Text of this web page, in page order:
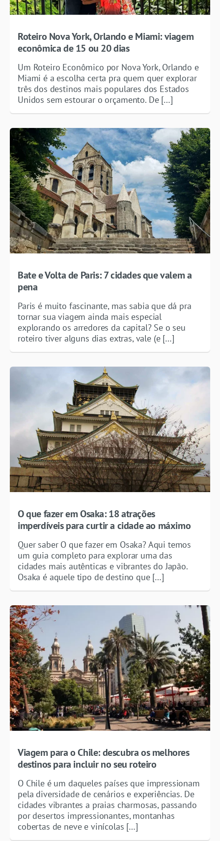
Roteiro Nova York, Orlando e Miami: viagem
econômica de 15 ou 20 dias
Um Roteiro Econômico por Nova York, Orlando e
Miami é a escolha certa pra quem quer explorar
três dos destinos mais populares dos Estados
Unidos sem estourar o orçamento. De […]
Bate e Volta de Paris: 7 cidades que valem a
pena
Paris é muito fascinante, mas sabia que dá pra
tornar sua viagem ainda mais especial
explorando os arredores da capital? Se o seu
roteiro tiver alguns dias extras, vale (e […]
O que fazer em Osaka: 18 atrações
imperdíveis para curtir a cidade ao máximo
Quer saber O que fazer em Osaka? Aqui temos
um guia completo para explorar uma das
cidades mais autênticas e vibrantes do Japão.
Osaka é aquele tipo de destino que […]
Viagem para o Chile: descubra os melhores
destinos para incluir no seu roteiro
O Chile é um daqueles países que impressionam
pela diversidade de cenários e experiências. De
cidades vibrantes a praias charmosas, passando
por desertos impressionantes, montanhas
cobertas de neve e vinícolas […]